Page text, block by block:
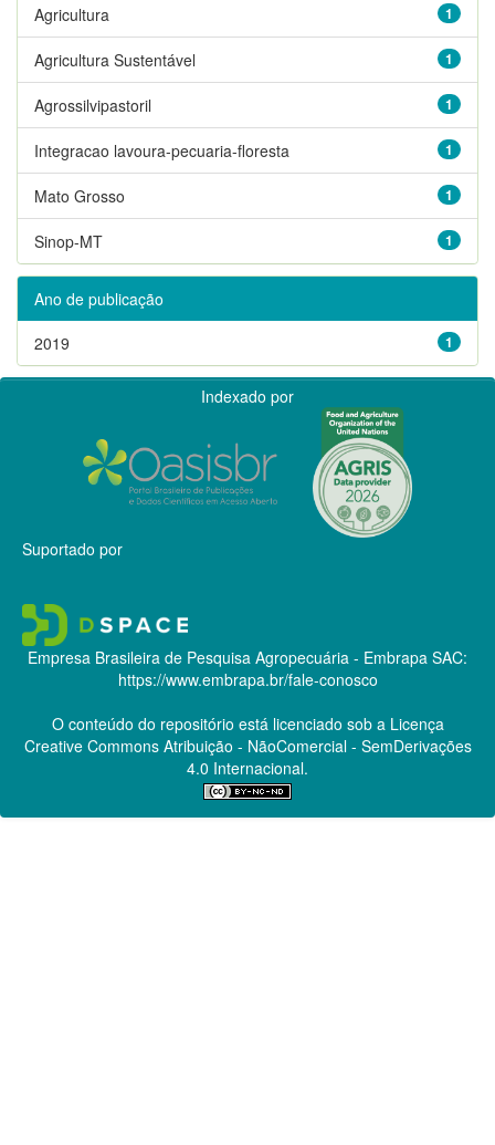
1
Agricultura
1
Agricultura Sustentável
1
Agrossilvipastoril
1
Integracao lavoura-pecuaria-floresta
1
Mato Grosso
1
Sinop-MT
Ano de publicação
1
2019
Indexado por
Suportado por
Empresa Brasileira de Pesquisa Agropecuária - Embrapa SAC:
https://www.embrapa.br/fale-conosco
O conteúdo do repositório está licenciado sob a Licença
Creative CommonsAtribuição - NãoComercial - SemDerivações
4.0 Internacional.